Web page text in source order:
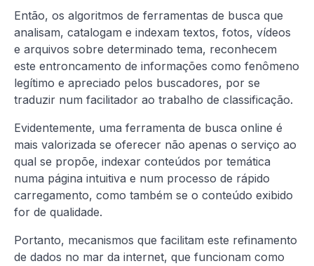
Então, os algoritmos de ferramentas de busca que
analisam, catalogam e indexam textos, fotos, vídeos
e arquivos sobre determinado tema, reconhecem
este entroncamento de informações como fenômeno
legítimo e apreciado pelos buscadores, por se
traduzir num facilitador ao trabalho de classificação.
Evidentemente, uma ferramenta de busca online é
mais valorizada se oferecer não apenas o serviço ao
qual se propõe, indexar conteúdos por temática
numa página intuitiva e num processo de rápido
carregamento, como também se o conteúdo exibido
for de qualidade.
Portanto, mecanismos que facilitam este refinamento
de dados no mar da internet, que funcionam como